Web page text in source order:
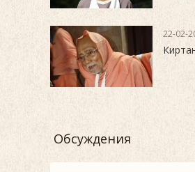
22-02-
Обсуждения